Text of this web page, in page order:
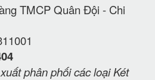
TMCP Quân Đội - Chi
phân phối các loại Két